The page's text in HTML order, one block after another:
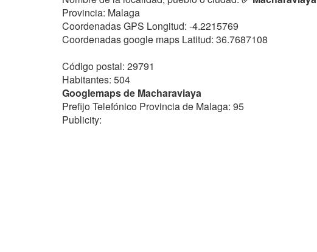
Provincia: Malaga
Coordenadas GPS Longitud: -4.2215769
Coordenadas google maps Latitud: 36.7687108
Código postal: 29791
Habitantes: 504
Googlemaps de Macharaviaya
Prefijo Telefónico Provincia de Malaga: 95
Publicity: